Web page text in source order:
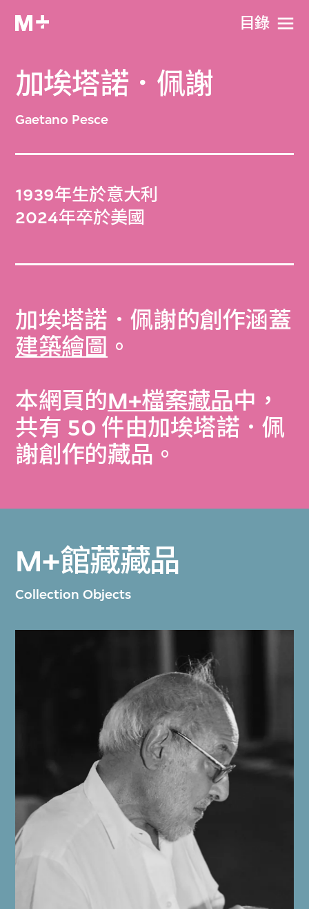
目​錄
加埃塔諾．佩謝
Gaetano Pesce
1939年生於意大利
2024年卒於美國
加埃塔諾．佩謝的創作涵蓋
建築繪圖 。
本網頁的M+檔案藏品中，
共有 50 件由加埃塔諾．佩
謝創作的藏品。
M+館藏藏品
Collection Objects